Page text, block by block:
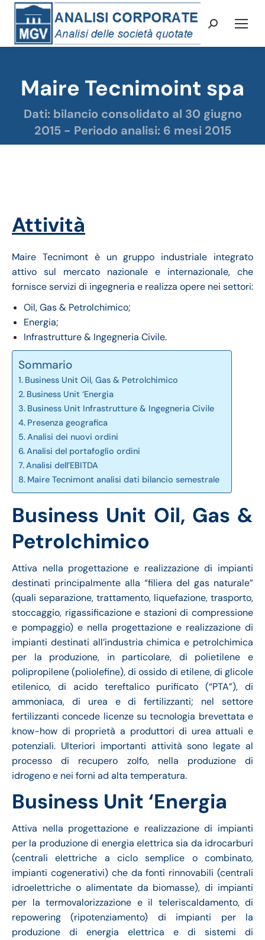
Cerca:
Maire Tecnimoint spa
Dati: bilancio consolidato al 30 giugno
2015 - Periodo analisi: 6 mesi 2015
Tu sei qui:
Attività
Maire Tecnimont è un gruppo industriale integrato
attivo sul mercato nazionale e internazionale, che
fornisce servizi di ingegneria e realizza opere nei settori:
Oil, Gas & Petrolchimico;
Energia;
Infrastrutture & Ingegneria Civile.
Sommario
Business Unit Oil, Gas & Petrolchimico
Business Unit ‘Energia
Business Unit Infrastrutture & Ingegneria Civile
Presenza geografica
Analisi dei nuovi ordini
Analisi del portafoglio ordini
Analisi dell’EBITDA
Maire Tecnimont analisi dati bilancio semestrale
Business Unit Oil, Gas &
Petrolchimico
Attiva nella progettazione e realizzazione di impianti
destinati principalmente alla “filiera del gas naturale”
(quali separazione, trattamento, liquefazione, trasporto,
stoccaggio, rigassificazione e stazioni di compressione
e pompaggio) e nella progettazione e realizzazione di
impianti destinati all’industria chimica e petrolchimica
per la produzione, in particolare, di polietilene e
polipropilene (poliolefine), di ossido di etilene, di glicole
etilenico, di acido tereftalico purificato (“PTA”), di
ammoniaca, di urea e di fertilizzanti; nel settore
fertilizzanti concede licenze su tecnologia brevettata e
know-how di proprietà a produttori di urea attuali e
potenziali. Ulteriori importanti attività sono legate al
processo di recupero zolfo, nella produzione di
idrogeno e nei forni ad alta temperatura.
Business Unit ‘Energia
Attiva nella progettazione e realizzazione di impianti
per la produzione di energia elettrica sia da idrocarburi
(centrali elettriche a ciclo semplice o combinato,
impianti cogenerativi) che da fonti rinnovabili (centrali
idroelettriche o alimentate da biomasse), di impianti
per la termovalorizzazione e il teleriscaldamento, di
repowering (ripotenziamento) di impianti per la
produzione di energia elettrica e di sistemi di